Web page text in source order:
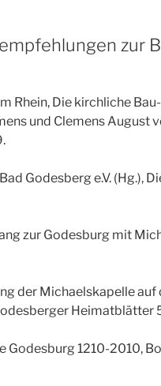
zur
Rhein, Die kirchliche
und Clemens August
Godesberg e.V. (Hg.),
zur Godesburg mit
der Michaelskapelle
Heimatblätter
1210-2010,